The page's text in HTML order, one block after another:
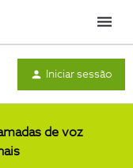
Menu
Iniciar sessão
de voz